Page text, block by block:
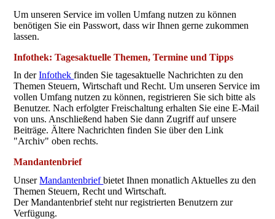
Um unseren Service im vollen Umfang nutzen zu können
benötigen Sie ein Passwort, dass wir Ihnen gerne zukommen
lassen.
Infothek: Tagesaktuelle Themen, Termine und Tipps
In derInfothekfinden Sie tagesaktuelle Nachrichten zu den
Themen Steuern, Wirtschaft und Recht. Um unseren Service im
vollen Umfang nutzen zu können, registrieren Sie sich bitte als
Benutzer. Nach erfolgter Freischaltung erhalten Sie eine E-Mail
von uns. Anschließend haben Sie dann Zugriff auf unsere
Beiträge. Ältere Nachrichten finden Sie über den Link
"Archiv" oben rechts.
Mandantenbrief
UnserMandantenbriefbietet Ihnen monatlich Aktuelles zu den
Themen Steuern, Recht und Wirtschaft.
Der Mandantenbrief steht nur registrierten Benutzern zur
Verfügung.